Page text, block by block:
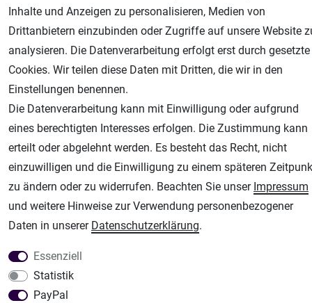
Inhalte und Anzeigen zu personalisieren, Medien von
Drittanbietern einzubinden oder Zugriffe auf unsere Website
analysieren. Die Datenverarbeitung erfolgt erst durch gesetzte
Cookies. Wir teilen diese Daten mit Dritten, die wir in den
Einstellungen benennen.
Die Datenverarbeitung kann mit Einwilligung oder aufgrund
eines berechtigten Interesses erfolgen. Die Zustimmung kann
erteilt oder abgelehnt werden. Es besteht das Recht, nicht
einzuwilligen und die Einwilligung zu einem späteren
zu ändern oder zu widerrufen. Beachten Sie unser Impressum
und weitere Hinweise zur Verwendung personenbezogener
Daten in unserer Daten­schutz­erklärung.
Essenziell
Statistik
PayPal